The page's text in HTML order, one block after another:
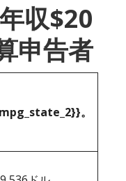
収$20
申告者
。